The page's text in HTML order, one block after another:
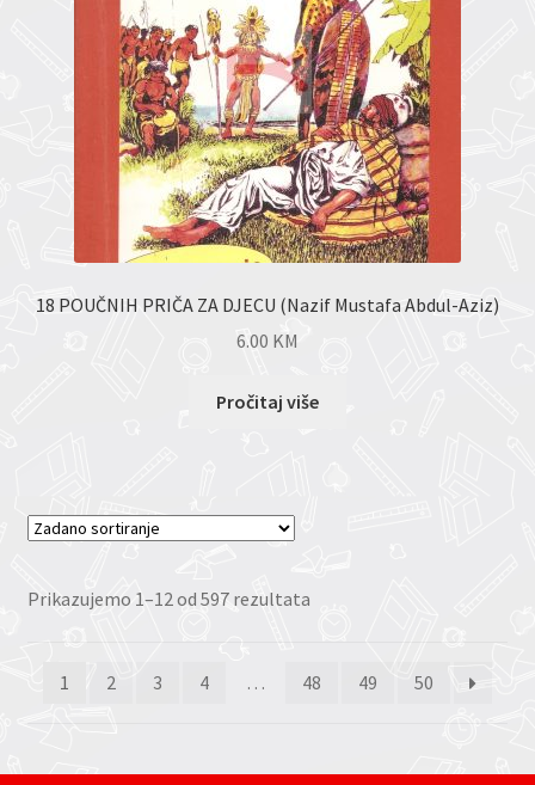
18 POUČNIH PRIČA ZA DJECU (Nazif Mustafa Abdul-Aziz)
6.00 KM
Pročitaj više
Prikazujemo 1–12 od 597 rezultata
1 2 3 4 … 48 49 50